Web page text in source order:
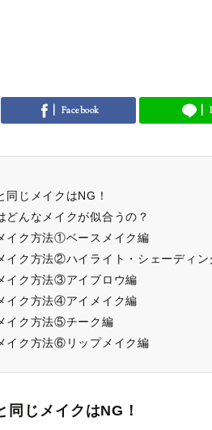
Facebook
同じメイクはNG！
どんなメイクが似合うの？
イク方法①ベースメイク編
イク方法②ハイライト・シェーディン
イク方法③アイブロウ編
イク方法④アイメイク編
イク方法⑤チーク編
イク方法⑥リップメイク編
同じメイクはNG！